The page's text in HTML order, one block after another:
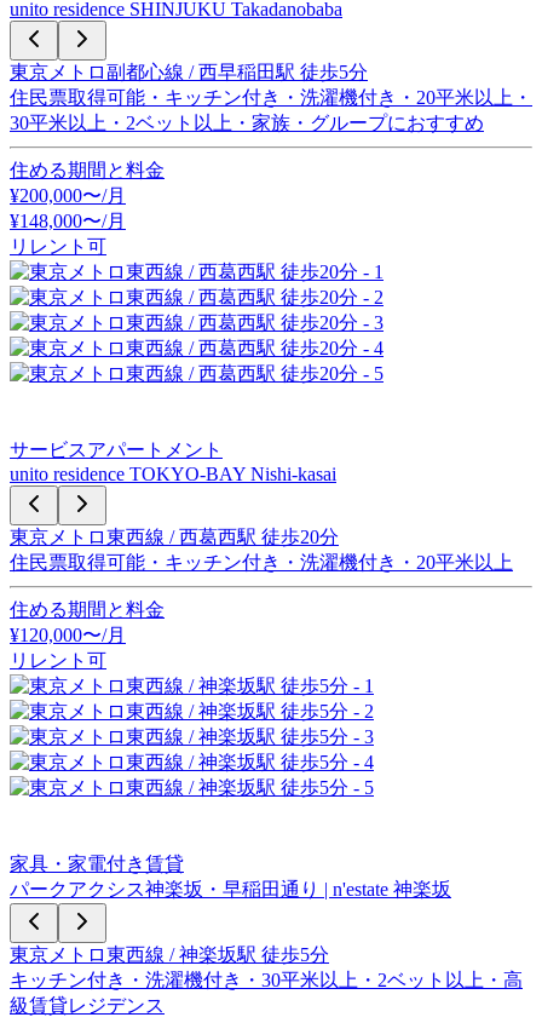
unito residence SHINJUKU Takadanobaba
東京メトロ副都心線 / 西早稲田駅 徒歩5分
住民票取得可能・キッチン付き・洗濯機付き・20平米以上・
30平米以上・2ベット以上・家族・グループにおすすめ
住める期間と料金
¥200,000〜/月
¥148,000〜/月
リレント可
サービスアパートメント
unito residence TOKYO-BAY Nishi-kasai
東京メトロ東西線 / 西葛西駅 徒歩20分
住民票取得可能・キッチン付き・洗濯機付き・20平米以上
住める期間と料金
¥120,000〜/月
リレント可
家具・家電付き賃貸
パークアクシス神楽坂・早稲田通り | n'estate 神楽坂
東京メトロ東西線 / 神楽坂駅 徒歩5分
キッチン付き・洗濯機付き・30平米以上・2ベット以上・高
級賃貸レジデンス